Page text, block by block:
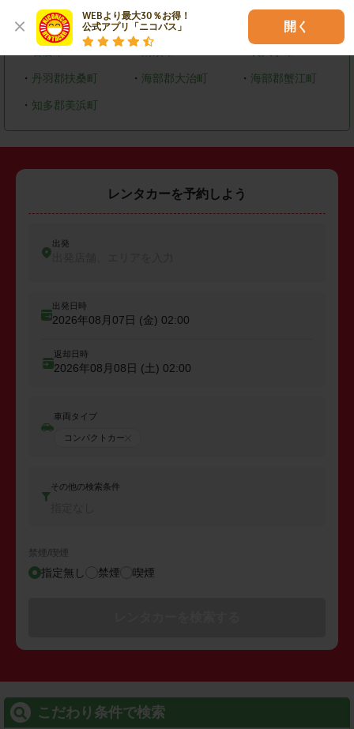
WEBより最大30％お得！
公式アプリ「ニコパス」
開く
・ 大府市 ・知多市 尾張旭市
・ 丹羽郡扶桑町 ・ 海部郡大治町 ・ 海部郡蟹江町
・ 知多郡美浜町
レンタカーを予約しよう
出発
出発日時
2026年08月07日 (金) 02:00
返却日時
2026年08月08日 (土) 02:00
車両タイプ
コンパクトカー
その他の検索条件
禁煙/喫煙
指定無し 禁煙 喫煙
こだわり条件で検索